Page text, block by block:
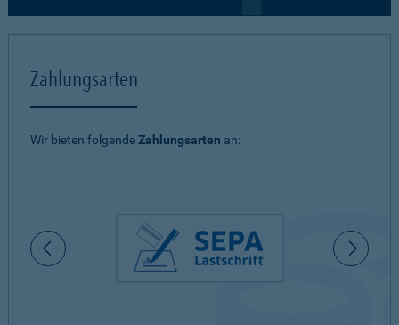
Zahlungsarten
Wir bieten folgendeZahlungsarten an: